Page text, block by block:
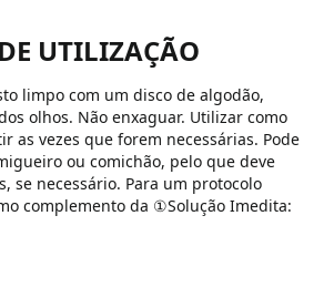
UTILIZAÇÃO
limpo com um disco de algodão,
olhos. Não enxaguar. Utilizar como
as vezes que forem necessárias. Pode
ou comichão, pelo que deve
se necessário. Para um protocolo
complemento da ①Solução Imedita: